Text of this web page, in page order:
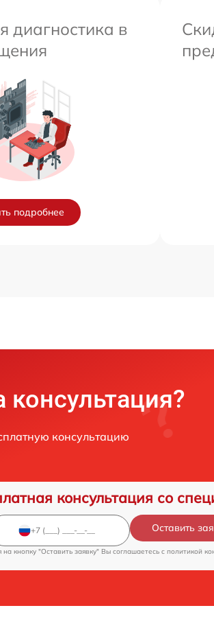
диагностика в
подробнее
консультацию
консультация со
Оставить
кнопку "Оставить заявку" Вы соглашаетесь c политикой